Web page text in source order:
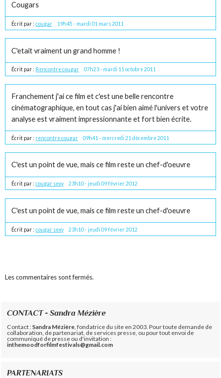
Cougars
Écrit par :cougar 19h45 - mardi 01 mars 2011
C'etait vraiment un grand homme !
Écrit par : Rencontre cougar 07h23- mardi 11 octobre 2011
Franchement j'ai ce film et c'est une belle rencontre
cinématographique, en tout cas j'ai bien aimé l'univers et votre
analyse est vraiment impressionnante et fort bien écrite.
Écrit par : rencontre cougar 09h41 - mercredi 21 décembre 2011
C'est un point de vue, mais ce film reste un chef-d'oeuvre
Écrit par :cougar sexy 23h10- jeudi 09 février 2012
C'est un point de vue, mais ce film reste un chef-d'oeuvre
Écrit par :cougar sexy 23h10-jeudi 09 février 2012
Les commentaires sont fermés.
CONTACT - Sandra Mézière
Contact : Sandra Mézière , fondatrice du site en 2003. Pour toute demande de
collaboration, de partenariat, de services presse, ou pour tout envoi de
communiqué de presse ou d'invitation :
inthemoodforfilmfestivals@gmail.com
PARTENARIATS